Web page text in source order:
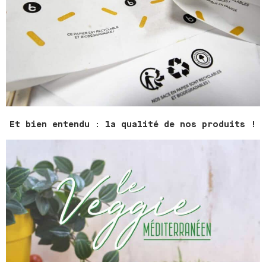
Et bien entendu : la qualité de nos produits !